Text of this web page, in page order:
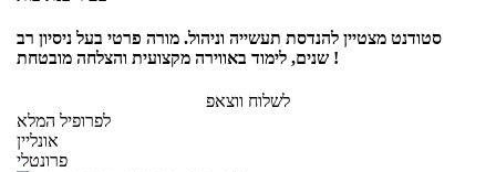
סטודנט מצטיין להנדסת תעשייה וניהול. מורה פרטי בעל ניסיון רב
שנים, לימוד באווירה מקצועית והצלחה מובטחת !
לשלוח ווצאפ
לפרופיל המלא
אונליין
פרונטלי